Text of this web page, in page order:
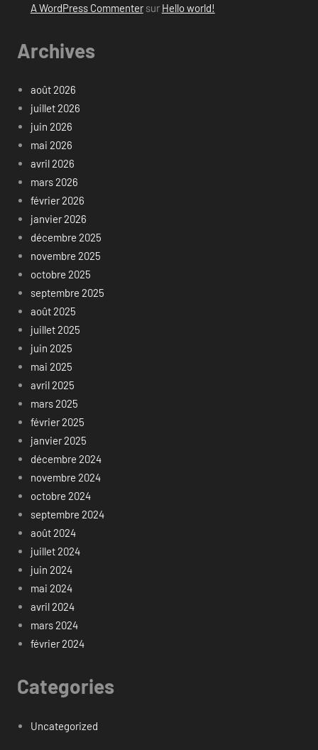
A WordPress Commentersur Hello world!
Archives
août 2026
juillet 2026
juin 2026
mai 2026
avril 2026
mars 2026
février 2026
janvier 2026
décembre 2025
novembre 2025
octobre 2025
septembre 2025
août 2025
juillet 2025
juin 2025
mai 2025
avril 2025
mars 2025
février 2025
janvier 2025
décembre 2024
novembre 2024
octobre 2024
septembre 2024
août 2024
juillet 2024
juin 2024
mai 2024
avril 2024
mars 2024
février 2024
Categories
Uncategorized